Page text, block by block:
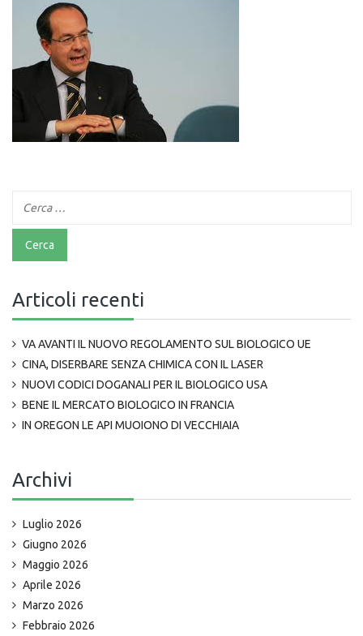
Articoli recenti
VA AVANTI IL NUOVO REGOLAMENTO SUL BIOLOGICO UE
CINA, DISERBARE SENZA CHIMICA CON IL LASER
NUOVI CODICI DOGANALI PER IL BIOLOGICO USA
BENE IL MERCATO BIOLOGICO IN FRANCIA
IN OREGON LE API MUOIONO DI VECCHIAIA
Archivi
Luglio 2026
Giugno 2026
Maggio 2026
Aprile 2026
Marzo 2026
Febbraio 2026